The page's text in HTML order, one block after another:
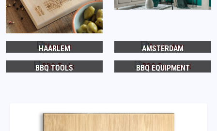
HAARLEM AMSTERDAM
BBQ TOOLS BBQ EQUIPMENT